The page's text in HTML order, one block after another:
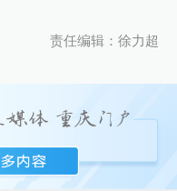
责任编辑：徐力超